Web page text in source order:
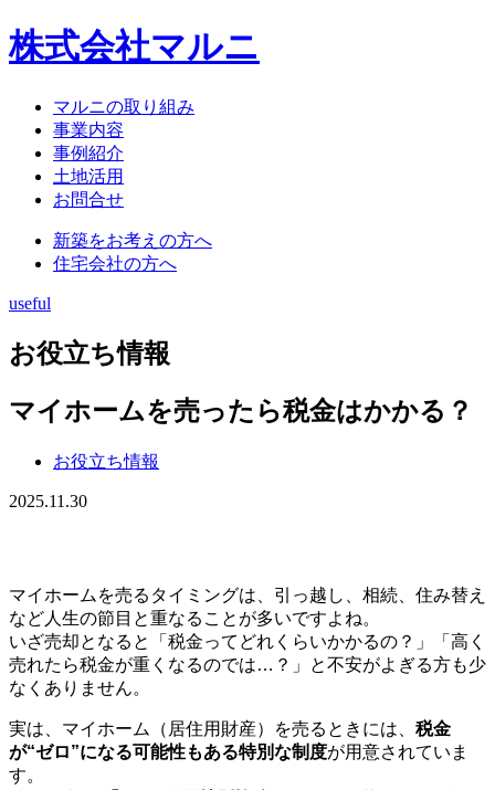
株式会社マルニ
マルニの取り組み
事業内容
事例紹介
土地活用
お問合せ
新築をお考えの方へ
住宅会社の方へ
useful
お役立ち情報
マイホームを売ったら税金はかかる？
お役立ち情報
2025.11.30
マイホームを売るタイミングは、引っ越し、相続、住み替え
など人生の節目と重なることが多いですよね。
いざ売却となると「税金ってどれくらいかかるの？」「高く
売れたら税金が重くなるのでは…？」と不安がよぎる方も少
なくありません。
実は、マイホーム（居住用財産）を売るときには、 税金
が“ゼロ”になる可能性もある特別な制度が用意されていま
す。